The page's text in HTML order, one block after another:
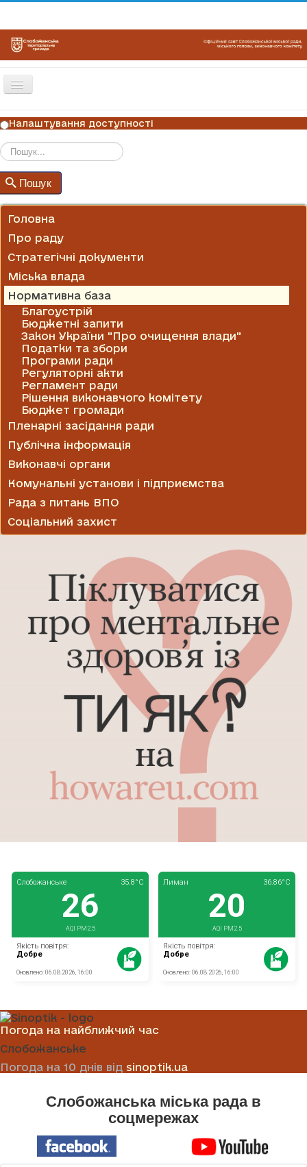
Перемикач
ГОЛОВНА
НОВИНИ
ОГОЛОШЕННЯ
ГРАФІКИ ПРИЙОМУ
Налаштування доступності
Пошук
Головна
Про раду
Стратегічні документи
Міська влада
Нормативна база
Благоустрій
Бюджетні запити
Закон України "Про очищення влади"
Податки та збори
Програми ради
Регуляторні акти
Регламент ради
Рішення виконавчого комітету
Бюджет громади
Пленарні засідання ради
Публічна інформація
Виконавчі органи
Комунальні установи і підприємства
Рада з питань ВПО
Соціальний захист
Погода на найближчий час
Слобожанське
Погода на 10 днів від sinoptik.ua
Слобожанська міська рада в
соцмережах